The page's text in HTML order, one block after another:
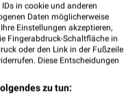
App
in unserer App.
in cookie und anderen
Daten möglicherweise
Einstellungen akzeptieren,
Fingerabdruck-Schaltfläche in
oder den Link in der Fußzeile
Diese Entscheidungen
zu tun: